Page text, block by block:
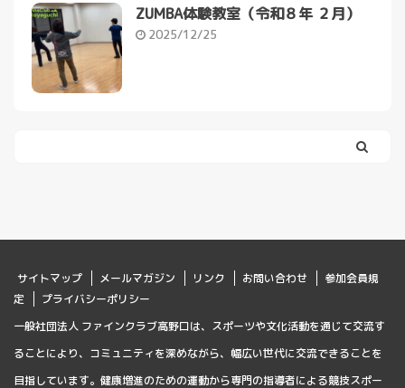
ZUMBA体験教室（令和８年 ２月）
2025/12/25
サイトマップ メールマガジン リンク お問い合わせ
参加会員規
定
プライバシーポリシー
一般社団法人 ファインクラブ高野口は、スポーツや文化活動を通じて交流す
ることにより、コミュニティを深めながら、幅広い世代に交流できることを
目指しています。健康増進のための運動から専門の指導者による競技スポー